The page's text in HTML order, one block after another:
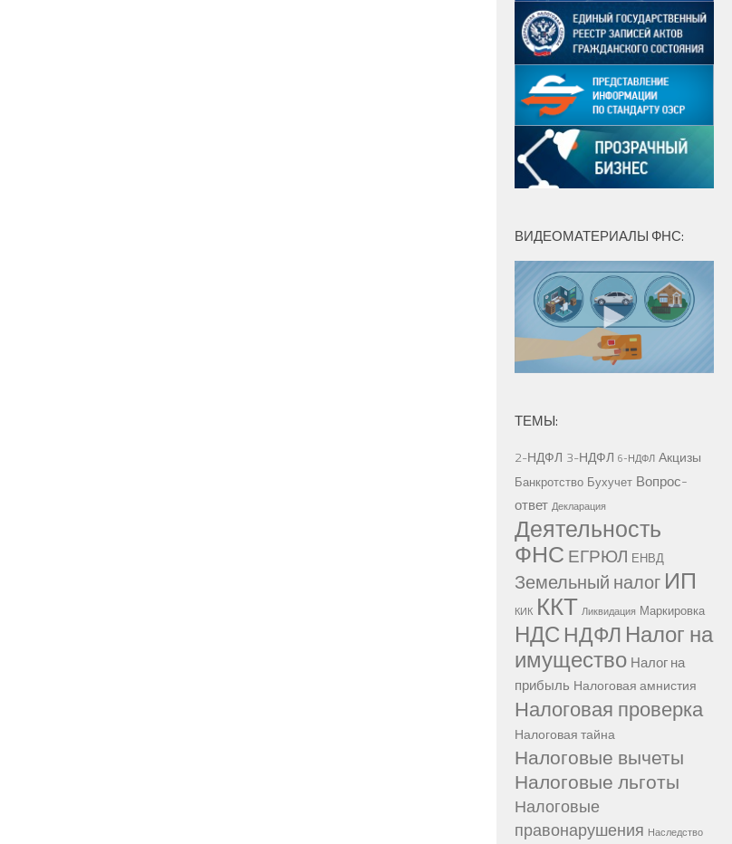
ВИДЕОМАТЕРИАЛЫ ФНС:
ТЕМЫ:
2-НДФЛ 3-НДФЛ 6-НДФЛ Акцизы
Банкротство Бухучет Вопрос-
ответ Декларация
Деятельность
ФНС ЕГРЮЛ ЕНВД
Земельный налог ИП
КИК ККТ Ликвидация Маркировка
НДС НДФЛ Налог на
имущество Налог на
прибыль Налоговая амнистия
Налоговая проверка
Налоговая тайна
Налоговые вычеты
Налоговые льготы
Налоговые
правонарушения Наследство